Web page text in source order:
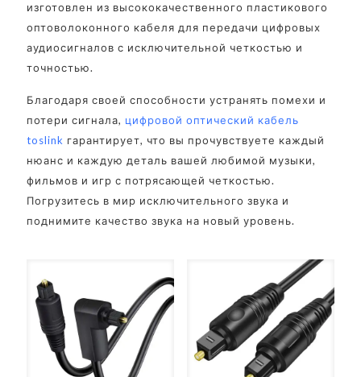
изготовлен из высококачественного пластикового
оптоволоконного кабеля для передачи цифровых
аудиосигналов с исключительной четкостью и
точностью.
Благодаря своей способности устранять помехи и
потери сигнала, цифровой оптический кабель
toslink гарантирует, что вы прочувствуете каждый
нюанс и каждую деталь вашей любимой музыки,
фильмов и игр с потрясающей четкостью.
Погрузитесь в мир исключительного звука и
поднимите качество звука на новый уровень.